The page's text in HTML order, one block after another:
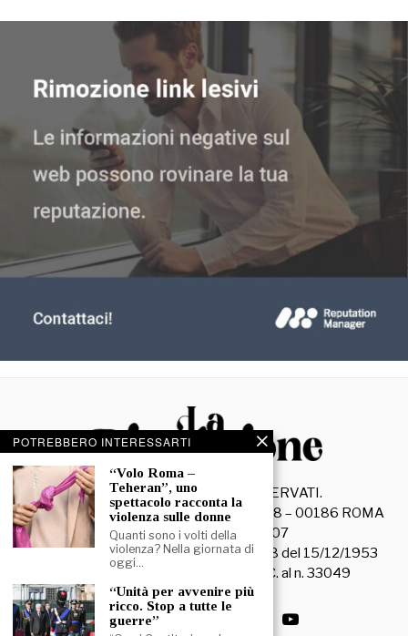
© 2026- TUTTI I DIRITTI RISERVATI.
La Discussione S.r.l. – Piazza Capranica, 78 – 00186 ROMA
C.F. e P. IVA 15045971007
Registrazione Tribunale di Roma n. 3628 del 15/12/1953
La società editrice è iscritta al R.O.C. al n. 33049
POTREBBERO INTERESSARTI
“Volo Roma –
Teheran”, uno
spettacolo racconta la
violenza sulle donne
Quanti sono i volti della
violenza? Nella giornata di
oggi…
“Unità per avvenire più
ricco. Stop a tutte le
guerre”